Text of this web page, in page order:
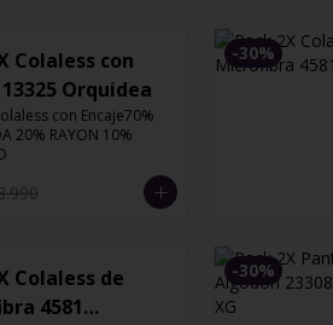
Colaless con
Encaje 13325 Orquidea
con Encaje70%
20% RAYON 10%
-30%
Colaless de
4581
-30%